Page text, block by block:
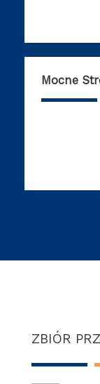
Mocne
ZBIÓR